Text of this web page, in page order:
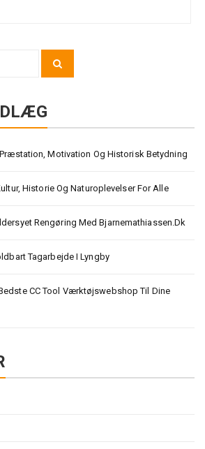
Motivation Og Historisk Betydning
Historie Og Naturoplevelser For Alle
Rengøring Med Bjarnemathiassen.dk
Tagarbejde I Lyngby
CC Tool Værktøjswebshop Til Dine